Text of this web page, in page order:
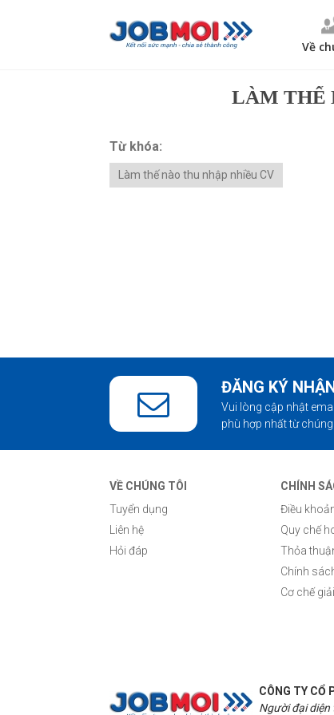
Về
LÀM THẾ
Từ khóa:
Làm thế nào thu nhập nhiều CV
ĐĂNG KÝ
Vui lòng cập nhật
phù hợp nhất từ
VỀ CHÚNG TÔI
Tuyển dụng
Liên hệ
Hỏi đáp
CHÍNH
Điều
Quy chế
Thỏa
Chính
Cơ chế
CÔNG TY CỔ
Người đại diện